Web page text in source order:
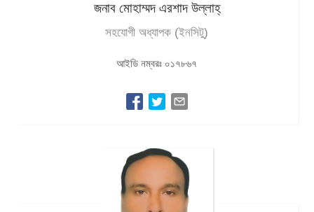
জনাব মোহাম্মদ এরশাদ উল্লাহ্‌
সহযোগী অধ্যাপক (ইনসিটু)
আইডি নম্বরঃ ০১৭৮৬৭